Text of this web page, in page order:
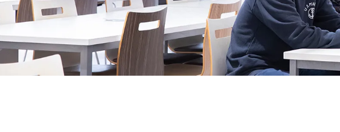
ー
シ
ョ
ン
シ
ョ
ン
へ